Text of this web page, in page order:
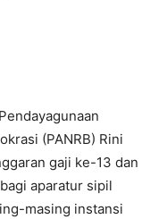
(PANRB) Rini
gaji ke-13 dan
aparatur sipil
masing instansi